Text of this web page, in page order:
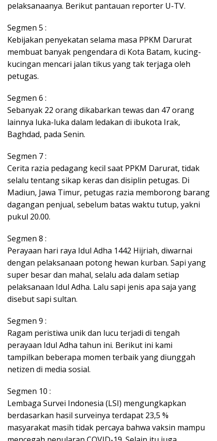
pelaksanaanya. Berikut pantauan reporter U-TV.
Segmen 5 :
Kebijakan penyekatan selama masa PPKM Darurat
membuat banyak pengendara di Kota Batam, kucing-
kucingan mencari jalan tikus yang tak terjaga oleh
petugas.
Segmen 6 :
Sebanyak 22 orang dikabarkan tewas dan 47 orang
lainnya luka-luka dalam ledakan di ibukota Irak,
Baghdad, pada Senin.
Segmen 7 :
Cerita razia pedagang kecil saat PPKM Darurat, tidak
selalu tentang sikap keras dan disiplin petugas. Di
Madiun, Jawa Timur, petugas razia memborong barang
dagangan penjual, sebelum batas waktu tutup, yakni
pukul 20.00.
Segmen 8 :
Perayaan hari raya Idul Adha 1442 Hijriah, diwarnai
dengan pelaksanaan potong hewan kurban. Sapi yang
super besar dan mahal, selalu ada dalam setiap
pelaksanaan Idul Adha. Lalu sapi jenis apa saja yang
disebut sapi sultan.
Segmen 9 :
Ragam peristiwa unik dan lucu terjadi di tengah
perayaan Idul Adha tahun ini. Berikut ini kami
tampilkan beberapa momen terbaik yang diunggah
netizen di media sosial.
Segmen 10 :
Lembaga Survei Indonesia (LSI) mengungkapkan
berdasarkan hasil surveinya terdapat 23,5 %
masyarakat masih tidak percaya bahwa vaksin mampu